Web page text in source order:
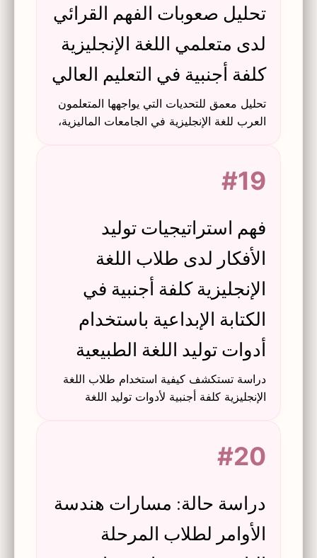
تحليل صعوبات الفهم القرائي
لدى متعلمي اللغة الإنجليزية
كلفة أجنبية في التعليم العالي
تحليل معمق للتحديات التي يواجهها المتعلمون
العرب للغة الإنجليزية في الجامعات الماليزية،
#19
فهم استراتيجيات توليد
الأفكار لدى طلاب اللغة
الإنجليزية كلفة أجنبية في
الكتابة الإبداعية باستخدام
أدوات توليد اللغة الطبيعية
دراسة تستكشف كيفية استخدام طلاب اللغة
الإنجليزية كلفة أجنبية لأدوات توليد اللغة
الأدوات.
#20
دراسة حالة: مسارات هندسة
الأوامر لطلاب المرحلة